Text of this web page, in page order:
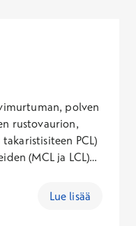
polven
rustovaurion,
PCL)
(MCL ja LCL)
Lue lisää